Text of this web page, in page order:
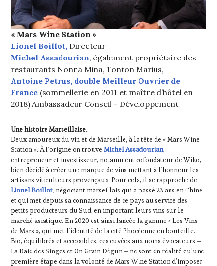
« Mars Wine Station »
Lionel Boillot, Directeur
Michel Assadourian, également propriétaire des
restaurants Nonna Mina, Tonton Marius,
Antoine Petrus, double Meilleur Ouvrier de
France (sommellerie en 2011 et maître d’hôtel en
2018) Ambassadeur Conseil – Développement
Une histoire Marseillaise..
Deux amoureux du vin et de Marseille, à la tête de « Mars Wine
Station ». À l’origine on trouveMichel Assadourian,
entrepreneur et investisseur, notamment cofondateur de Wiko,
bien décidé à créer une marque de vins mettant à l’honneur les
artisans viticulteurs provençaux. Pour cela, il se rapproche de
Lionel Boillot, négociant marseillais qui a passé 23 ans en Chine,
et qui met depuis sa connaissance de ce pays au service des
petits producteurs du Sud, en important leurs vins sur le
marché asiatique. En 2020 est ainsi lancée la gamme « Les Vins
de Mars », qui met l’identité de la cité Phocéenne en bouteille.
Bio, équilibrés et accessibles, ces cuvées aux noms évocateurs –
La Baie des Singes et On Grain Dégun – ne sont en réalité qu’une
première étape dans la volonté de Mars Wine Station d’imposer